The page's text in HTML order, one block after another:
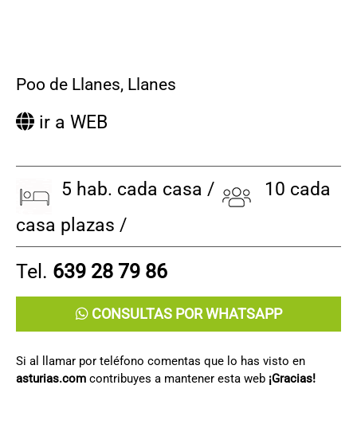
Poo de Llanes, Llanes
ir a WEB
5 hab. cada casa /
10 cada
casa plazas /
Tel. 639 28 79 86
CONSULTAS POR WHATSAPP
Si al llamar por teléfono comentas que lo has visto en
asturias.com contribuyes a mantener esta web ¡Gracias!